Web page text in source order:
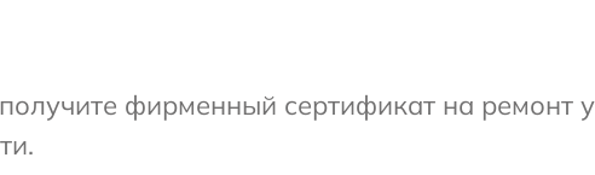
фирменный сертификат на ремонт